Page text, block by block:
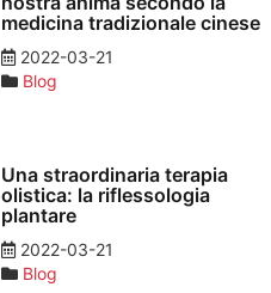
medicina tradizionale cinese
2022-03-21
Blog
Una straordinaria terapia
olistica: la riflessologia
plantare
2022-03-21
Blog